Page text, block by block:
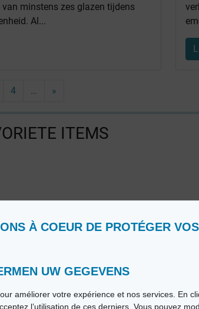
À COEUR DE PROTÉGER VOS
UW GEGEVENS
améliorer votre expérience et nos services. En
l’utilisation de ces derniers. Vous pouvez
minstens zes glazen tijdens
Al...
4 … »
ITEMS
Woordenlijst
© Vivio sa, 2014-2026 -